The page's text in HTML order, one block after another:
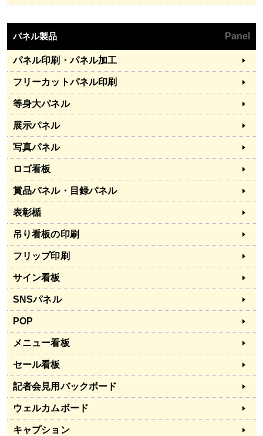
パネル製品 Panel
パネル印刷・パネル加工
フリーカットパネル印刷
等身大パネル
展示パネル
写真パネル
ロゴ看板
賞品パネル・目録パネル
表彰楯
吊り看板の印刷
フリップ印刷
サイン看板
SNSパネル
POP
メニュー看板
セール看板
記者会見用バックボード
ウェルカムボード
キャプション